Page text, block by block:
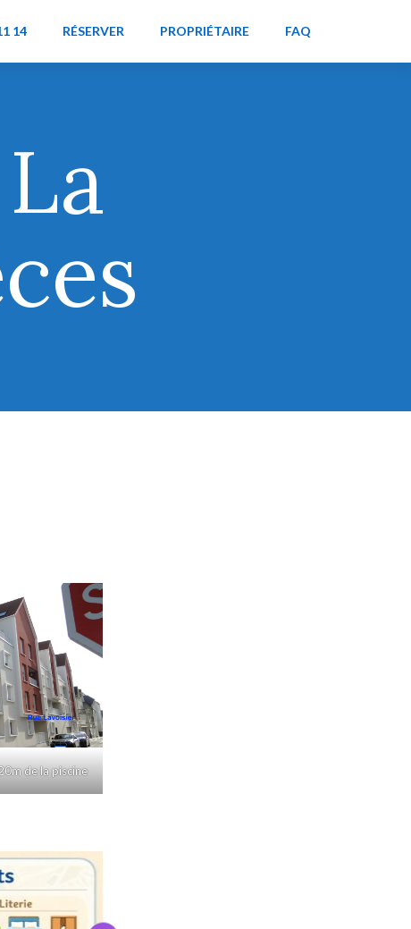
14 RÉSERVER PROPRIÉTAIRE FAQ
de la piscine